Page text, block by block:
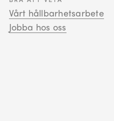
Vårt hållbarhetsarbete
Jobba hos oss